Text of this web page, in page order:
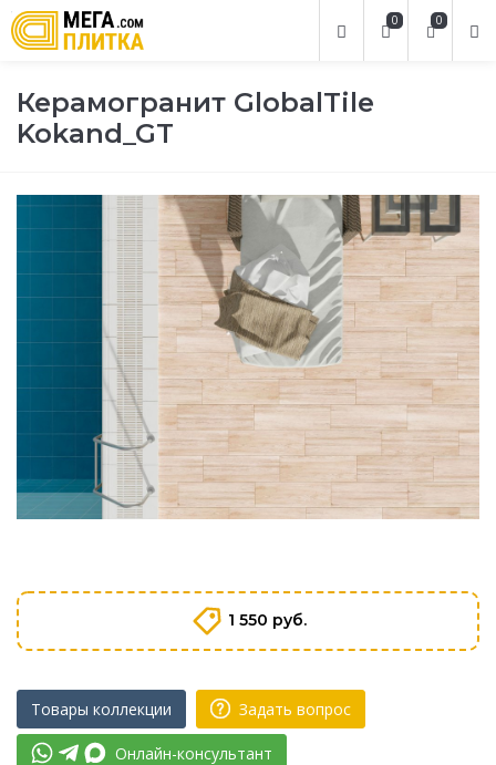
0
0
Керамогранит GlobalTile
Kokand_GT
1 550 руб.
Товары коллекции Задать вопрос
Онлайн-консультант